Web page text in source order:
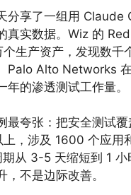
分享了一组用 Claude
真实数据。Wiz 的
生产资产，发现数千
Palo Alto Networks
年的渗透测试工作量。
最夸张：把安全测试
，涉及 1600 个应用
从 3-5 天缩短到 1 小
，不是边际改善。